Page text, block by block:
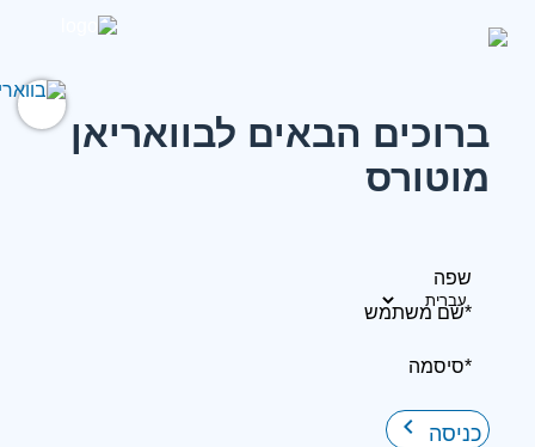
ברוכים הבאים לבוואריאן
מוטורס
שפה
*שם משתמש
*סיסמה
כניסה keyboard_arrow_right